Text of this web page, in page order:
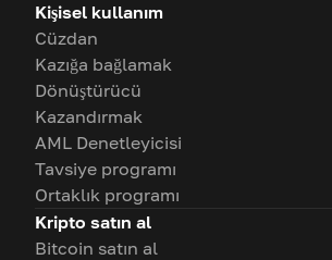
Kişisel kullanım
Cüzdan
Kazığa bağlamak
Dönüştürücü
Kazandırmak
AML Denetleyicisi
Tavsiye programı
Ortaklık programı
Kripto satın al
Bitcoin satın al